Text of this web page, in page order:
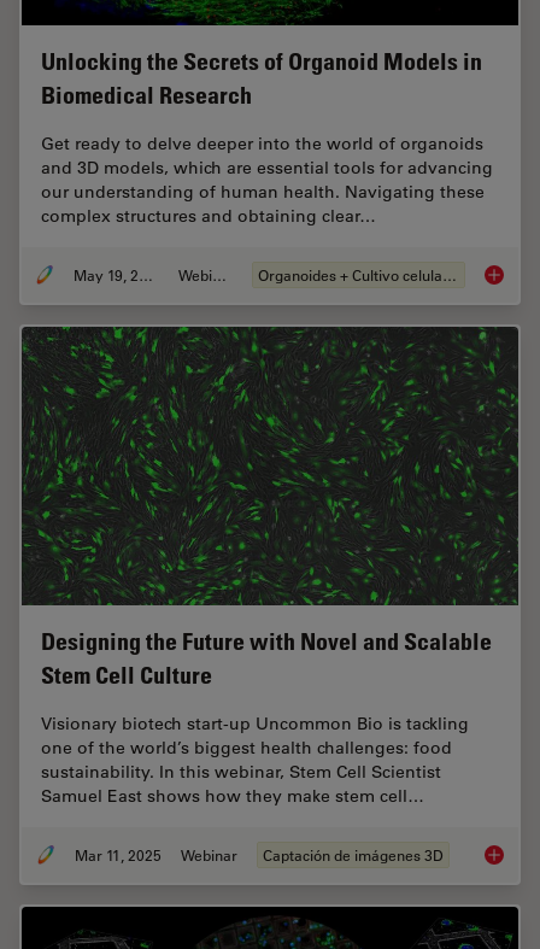
Unlocking the Secrets of Organoid Models in
Biomedical Research
Get ready to delve deeper into the world of organoids
and 3D models, which are essential tools for advancing
our understanding of human health. Navigating these
complex structures and obtaining clear…
May 19, 2025 Webinar Organoides + Cultivo celular 3D
Designing the Future with Novel and Scalable
Stem Cell Culture
Visionary biotech start-up Uncommon Bio is tackling
one of the world’s biggest health challenges: food
sustainability. In this webinar, Stem Cell Scientist
Samuel East shows how they make stem cell…
Mar 11, 2025 Webinar Captación de imágenes 3D